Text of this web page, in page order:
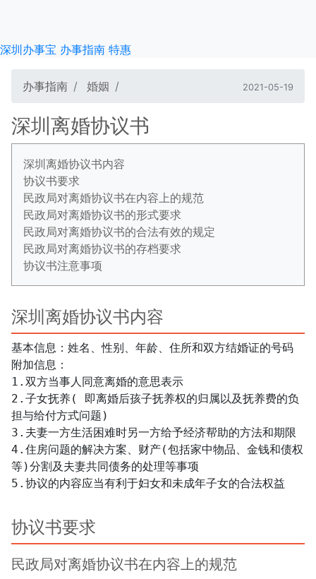
深圳办事宝 办事指南 特惠
办事指南 婚姻 2021-05-19
深圳离婚协议书
深圳离婚协议书内容
协议书要求
民政局对离婚协议书在内容上的规范
民政局对离婚协议书的形式要求
民政局对离婚协议书的合法有效的规定
民政局对离婚协议书的存档要求
协议书注意事项
深圳离婚协议书内容
基本信息：姓名、性别、年龄、住所和双方结婚证的号码
附加信息：
1.双方当事人同意离婚的意思表示
2.子女抚养( 即离婚后孩子抚养权的归属以及抚养费的负
担与给付方式问题)
3.夫妻一方生活困难时另一方给予经济帮助的方法和期限
4.住房问题的解决方案、财产(包括家中物品、金钱和债权
等)分割及夫妻共同债务的处理等事项
5.协议的内容应当有利于妇女和未成年子女的合法权益
协议书要求
民政局对离婚协议书在内容上的规范